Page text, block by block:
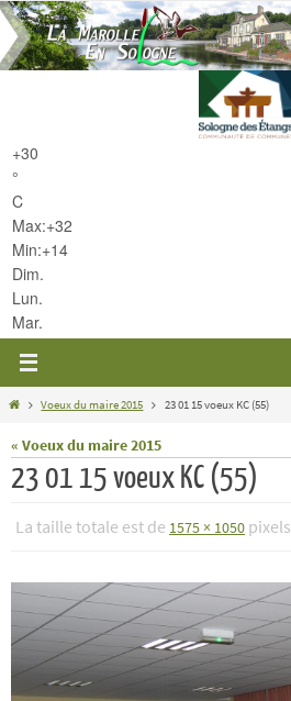
Passer
vers
le
+30
°
C
Max:+32
Min:+14
Dim.
Lun.
Mar.
HomeVoeux du maire 2015 23 01 15 voeux KC (55)
« Voeux du maire 2015
23 01 15 voeux KC (55)
La taille totale est de 1575 × 1050 pixels